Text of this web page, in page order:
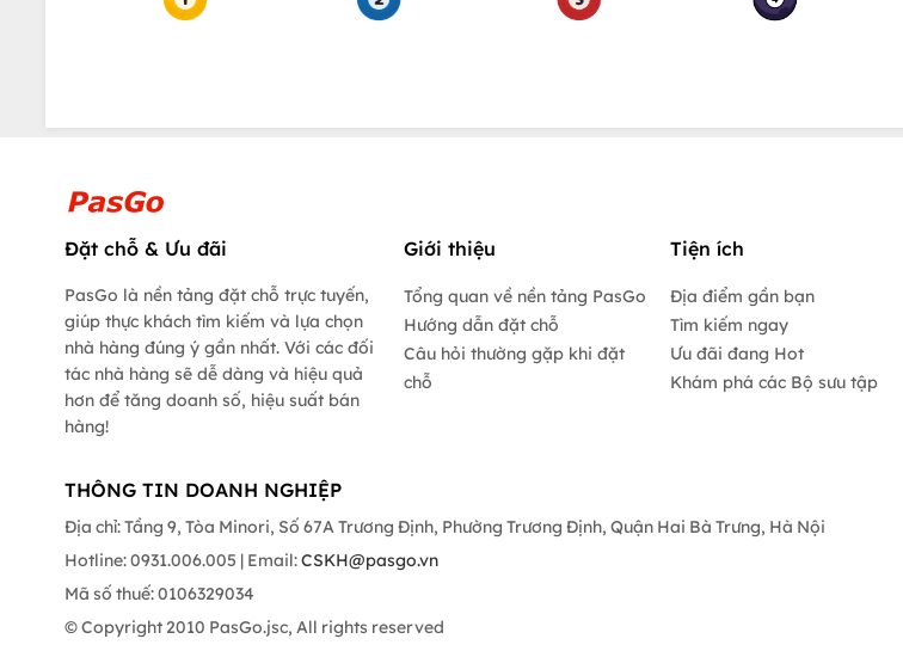
Đặt chỗ & Ưu đãi
PasGo là nền tảng đặt chỗ trực tuyến,
giúp thực khách tìm kiếm và lựa chọn
nhà hàng đúng ý gần nhất. Với các đối
tác nhà hàng sẽ dễ dàng và hiệu quả
hơn để tăng doanh số, hiệu suất bán
hàng!
Giới thiệu
Tổng quan về nền tảng PasGo
Hướng dẫn đặt chỗ
Câu hỏi thường gặp khi đặt
chỗ
Tiện ích
Địa điểm gần bạn
Tìm kiếm ngay
Ưu đãi đang Hot
Khám phá các Bộ sưu tập
THÔNG TIN DOANH NGHIỆP
Địa chỉ: Tầng 9, Tòa Minori, Số 67A Trương Định, Phường Trương Định, Quận Hai Bà Trưng, Hà Nội
Hotline: 0931.006.005 | Email:CSKH@pasgo.vn
Mã số thuế: 0106329034
© Copyright 2010 PasGo.jsc, All rights reserved